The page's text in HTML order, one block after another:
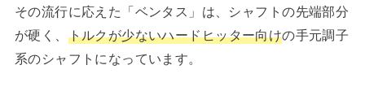
その流行に応えた「ベンタス」は、シャフトの先端部分
が硬く、 トルクが少ないハードヒッター向けの手元調子
系のシャフトになっています。